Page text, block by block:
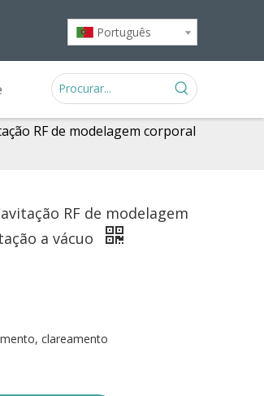
Português
RF de modelagem corporal
RF de modelagem
a vácuo
clareamento